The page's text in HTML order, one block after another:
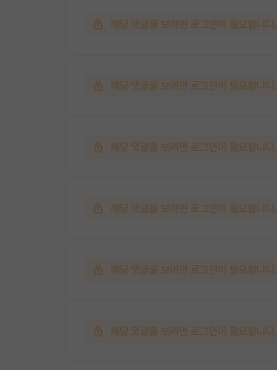
해당 댓글을 보려면 로그인이 필요합니다.
해당 댓글을 보려면 로그인이 필요합니다.
해당 댓글을 보려면 로그인이 필요합니다.
해당 댓글을 보려면 로그인이 필요합니다.
해당 댓글을 보려면 로그인이 필요합니다.
해당 댓글을 보려면 로그인이 필요합니다.